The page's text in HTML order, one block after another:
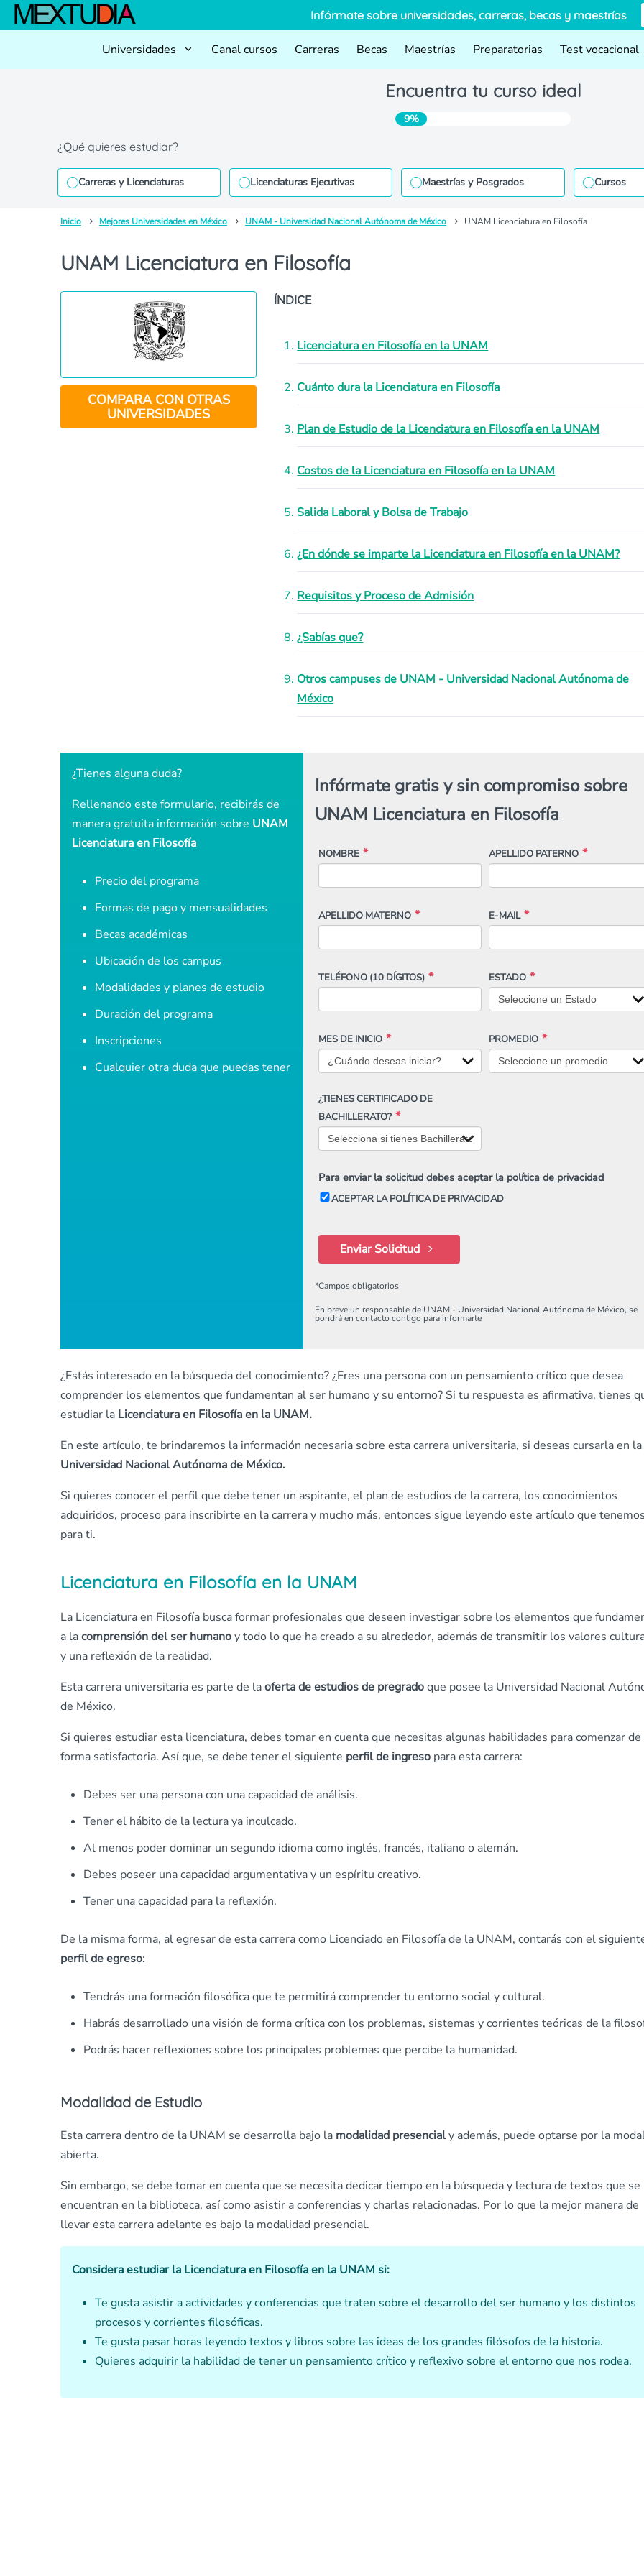
Infórmate sobre universidades, carreras, becas y maestrías
Universidades Canal cursos Carreras Becas Maestrías Preparatorias Test vocacional
Encuentra tu curso ideal
9%
¿Qué quieres estudiar?
Carreras y Licenciaturas Licenciaturas Ejecutivas Maestrías y Posgrados Cursos
Inicio Mejores Universidades en México UNAM - Universidad Nacional Autónoma de México UNAM Licenciatura en Filosofía
UNAM Licenciatura en Filosofía
COMPARA CON OTRAS
UNIVERSIDADES
ÍNDICE
Licenciatura en Filosofía en la UNAM
Cuánto dura la Licenciatura en Filosofía
Plan de Estudio de la Licenciatura en Filosofía en la UNAM
Costos de la Licenciatura en Filosofía en la UNAM
Salida Laboral y Bolsa de Trabajo
¿En dónde se imparte la Licenciatura en Filosofía en la UNAM?
Requisitos y Proceso de Admisión
¿Sabías que?
Otros campuses de UNAM - Universidad Nacional Autónoma de
México
¿Tienes alguna duda?
Rellenando este formulario, recibirás de
manera gratuita información sobre UNAM
Licenciatura en Filosofía
Precio del programa
Formas de pago y mensualidades
Becas académicas
Ubicación de los campus
Modalidades y planes de estudio
Duración del programa
Inscripciones
Cualquier otra duda que puedas tener
Infórmate gratis y sin compromiso sobre
UNAM Licenciatura en Filosofía
NOMBRE APELLIDO PATERNO
APELLIDO MATERNO E-MAIL
TELÉFONO (10 DÍGITOS) ESTADO
MES DE INICIO PROMEDIO
¿TIENES CERTIFICADO DE
BACHILLERATO?
Para enviar la solicitud debes aceptar la política de privacidad
ACEPTAR LA POLÍTICA DE PRIVACIDAD
Enviar Solicitud
*Campos obligatorios
En breve un responsable de UNAM - Universidad Nacional Autónoma de México, se
pondrá en contacto contigo para informarte
¿Estás interesado en la búsqueda del conocimiento? ¿Eres una persona con un pensamiento crítico que desea
comprender los elementos que fundamentan al ser humano y su entorno? Si tu respuesta es afirmativa, tienes
estudiar la Licenciatura en Filosofía en la UNAM.
En este artículo, te brindaremos la información necesaria sobre esta carrera universitaria, si deseas cursarla en la
Universidad Nacional Autónoma de México.
Si quieres conocer el perfil que debe tener un aspirante, el plan de estudios de la carrera, los conocimientos
adquiridos, proceso para inscribirte en la carrera y mucho más, entonces sigue leyendo este artículo que
para ti.
Licenciatura en Filosofía en la UNAM
La Licenciatura en Filosofía busca formar profesionales que deseen investigar sobre los elementos que
a lacomprensión del ser humanoy todo lo que ha creado a su alrededor, además de transmitir los valores
y una reflexión de la realidad.
Esta carrera universitaria es parte de laoferta de estudios de pregradoque posee la Universidad Nacional
de México.
Si quieres estudiar esta licenciatura, debes tomar en cuenta que necesitas algunas habilidades para comenzar de
forma satisfactoria. Así que, se debe tener el siguiente perfil de ingreso para esta carrera:
Debes ser una persona con una capacidad de análisis.
Tener el hábito de la lectura ya inculcado.
Al menos poder dominar un segundo idioma como inglés, francés, italiano o alemán.
Debes poseer una capacidad argumentativa y un espíritu creativo.
Tener una capacidad para la reflexión.
De la misma forma, al egresar de esta carrera como Licenciado en Filosofía de la UNAM, contarás con el
perfil de egreso:
Tendrás una formación filosófica que te permitirá comprender tu entorno social y cultural.
Habrás desarrollado una visión de forma crítica con los problemas, sistemas y corrientes teóricas de la
Podrás hacer reflexiones sobre los principales problemas que percibe la humanidad.
Modalidad de Estudio
Esta carrera dentro de la UNAM se desarrolla bajo la modalidad presencialy además, puede optarse por la
abierta.
Sin embargo, se debe tomar en cuenta que se necesita dedicar tiempo en la búsqueda y lectura de textos que se
encuentran en la biblioteca, así como asistir a conferencias y charlas relacionadas. Por lo que la mejor manera de
llevar esta carrera adelante es bajo la modalidad presencial.
Considera estudiar la Licenciatura en Filosofía en la UNAM si:
Te gusta asistir a actividades y conferencias que traten sobre el desarrollo del ser humano y los distintos
procesos y corrientes filosóficas.
Te gusta pasar horas leyendo textos y libros sobre las ideas de los grandes filósofos de la historia.
Quieres adquirir la habilidad de tener un pensamiento crítico y reflexivo sobre el entorno que nos rodea.